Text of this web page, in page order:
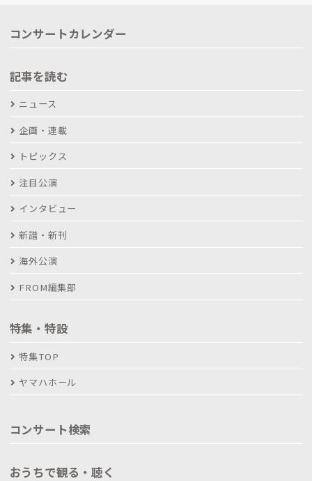
コンサートカレンダー
記事を読む
ニュース
企画・連載
トピックス
注目公演
インタビュー
新譜・新刊
海外公演
FROM編集部
特集・特設
特集TOP
ヤマハホール
コンサート検索
おうちで観る・聴く